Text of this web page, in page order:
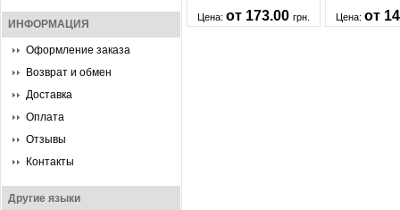
ИНФОРМАЦИЯ
Оформление заказа
Возврат и обмен
Доставка
Оплата
Отзывы
Контакты
Другие языки
Цена: от 173.00 грн. Цена:от